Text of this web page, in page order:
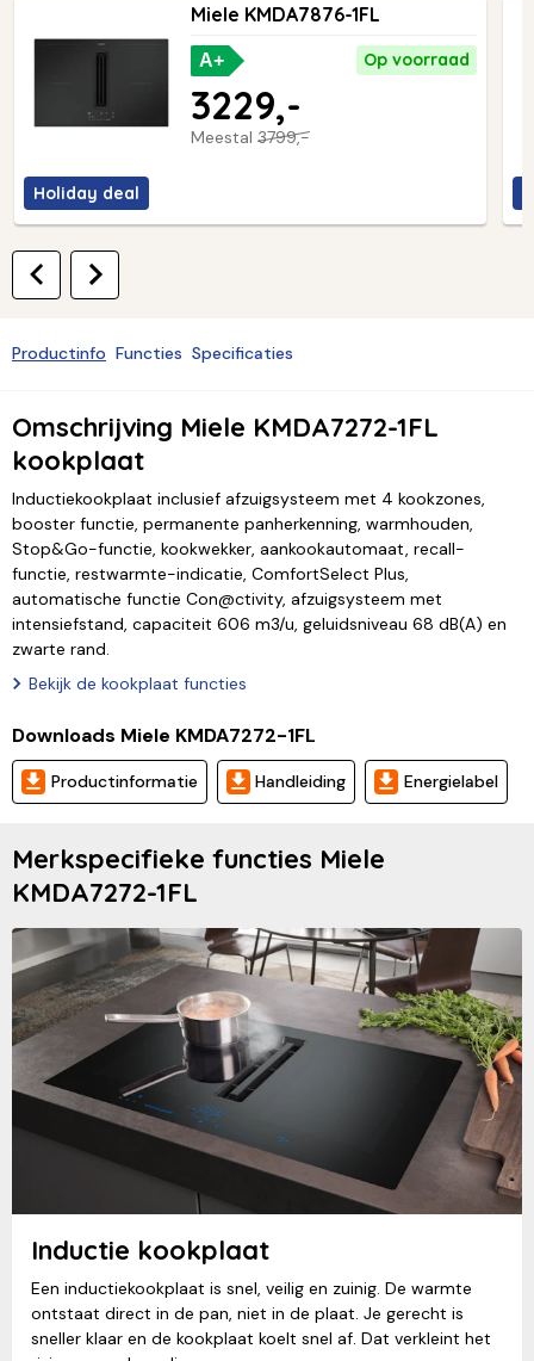
Holiday deal
Miele KMDA7876-1FL
A+ Op voorraad
Meestal 3799,-
3229,-
Productinfo Functies Specificaties
Omschrijving Miele KMDA7272-1FL
kookplaat
Inductiekookplaat inclusief afzuigsysteem met 4 kookzones,
booster functie, permanente panherkenning, warmhouden,
Stop&Go-functie, kookwekker, aankookautomaat, recall-
functie, restwarmte-indicatie, ComfortSelect Plus,
automatische functie Con@ctivity, afzuigsysteem met
intensiefstand, capaciteit 606 m3/u, geluidsniveau 68 dB(A) en
zwarte rand.
Bekijk de kookplaat functies
Downloads Miele KMDA7272-1FL
Productinformatie Handleiding Energielabel
Merkspecifieke functies Miele
KMDA7272-1FL
Inductie kookplaat
Een inductiekookplaat is snel, veilig en zuinig. De warmte
ontstaat direct in de pan, niet in de plaat. Je gerecht is
sneller klaar en de kookplaat koelt snel af. Dat verkleint het